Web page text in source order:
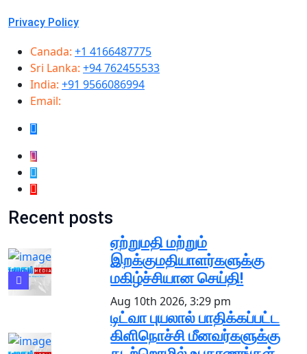
Privacy Policy
Canada: +1 4166487775
Sri Lanka: +94 762455533
India: +91 9566086994
Email:
Recent posts
ஏற்றுமதி மற்றும்
இறக்குமதியாளர்களுக்கு
மகிழ்ச்சியான செய்தி!
Aug 10th 2026, 3:29 pm
டிட்வா புயலால் பாதிக்கப்பட்ட
கிளிநொச்சி மீனவர்களுக்கு